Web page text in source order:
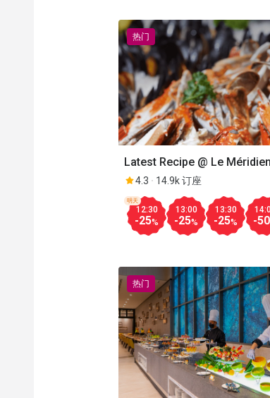
Latest Recipe @ Le
4.3 14.9k 订座
12:30
-25%
明天
13:00
-25%
13:30
-25% -50
热门
热门